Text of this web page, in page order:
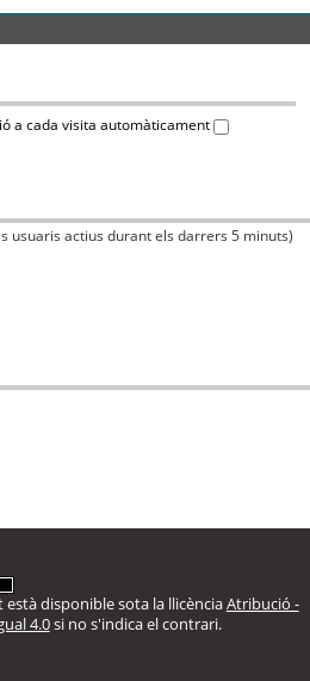
a cada visita automàticament
usuaris actius durant els darrers 5 minuts)
està disponible sota la llicènciaAtribució -
4.0si no s'indica el contrari.